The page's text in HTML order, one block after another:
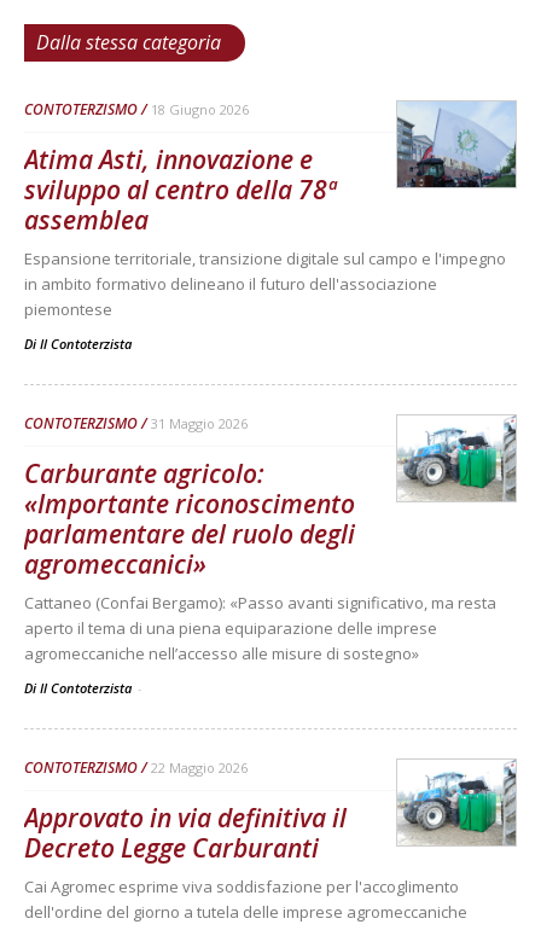
Dalla stessa categoria
CONTOTERZISMO 18 Giugno 2026
Atima Asti, innovazione e
sviluppo al centro della 78ª
assemblea
Espansione territoriale, transizione digitale sul campo e l'impegno
in ambito formativo delineano il futuro dell'associazione
piemontese
Di Il Contoterzista
CONTOTERZISMO 31 Maggio 2026
Carburante agricolo:
«Importante riconoscimento
parlamentare del ruolo degli
agromeccanici»
Cattaneo (Confai Bergamo): «Passo avanti significativo, ma resta
aperto il tema di una piena equiparazione delle imprese
agromeccaniche nell’accesso alle misure di sostegno»
Di Il Contoterzista -
CONTOTERZISMO 22 Maggio 2026
Approvato in via definitiva il
Decreto Legge Carburanti
Cai Agromec esprime viva soddisfazione per l'accoglimento
dell'ordine del giorno a tutela delle imprese agromeccaniche